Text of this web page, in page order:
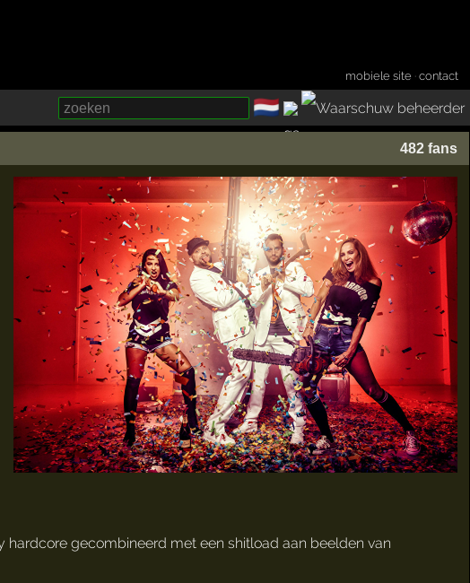
mobiele site ·contact
🇳🇱
482 fans
hardcore gecombineerd met een shitload aan beelden van